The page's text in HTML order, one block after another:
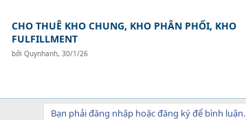
CHO THUÊ KHO CHUNG, KHO PHÂN PHỐI, KHO
FULFILLMENT
bởi Quynhanh, 30/1/26
Bạn phải đăng nhập hoặc đăng ký để bình luận.